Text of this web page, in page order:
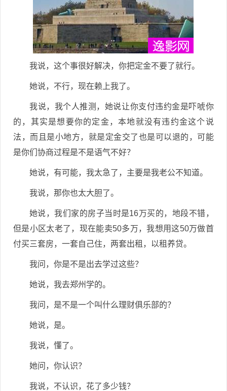
我说，这个事很好解决，你把定金不要了就行。
她说，不行，现在赖上我了。
我说，我个人推测，她说让你支付违约金是吓唬你
的，其实是想要你的定金，本地就没有违约金这个说
法，而且是小地方，就是定金交了也是可以退的，可能
是你们协商过程是不是语气不好？
她说，有可能，我太急了，主要是我老公不知道。
我说，那你也太大胆了。
她说，我们家的房子当时是16万买的，地段不错，
但是小区太老了，现在能卖50多万，我想用这50万做首
付买三套房，一套自己住，两套出租，以租养贷。
我问，你是不是出去学过这些？
她说，我去郑州学的。
我问，是不是一个叫什么理财俱乐部的？
她说，是。
我说，懂了。
她问，你认识？
我说，不认识，花了多少钱？